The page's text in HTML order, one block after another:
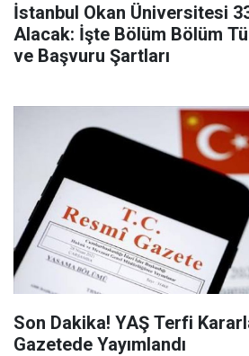
İstanbul Okan Üniversitesi
Alacak: İşte Bölüm Bölüm
ve Başvuru Şartları
Son Dakika! YAŞ Terfi
Gazetede Yayımlandı